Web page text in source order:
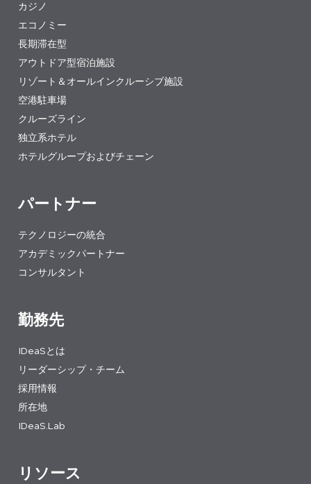
カジノ
エコノミー
長期滞在型
アウトドア型宿泊施設
リゾート＆オールインクルーシブ施設
空港駐車場
クルーズライン
独立系ホテル
ホテルグループおよびチェーン
勤務先
IDeaSとは
リーダーシップ・チーム
採用情報
所在地
IDeaS.Lab
リソース
パートナー
テクノロジーの統合
アカデミックパートナー
コンサルタント